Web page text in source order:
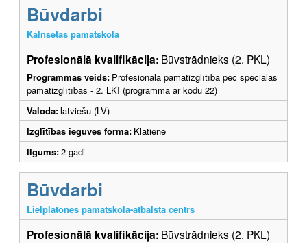
Būvdarbi
Kalnsētas pamatskola
Profesionālā kvalifikācija: Būvstrādnieks (2. PKL)
Programmas veids: Profesionālā pamatizglītība pēc speciālās
pamatizglītības - 2. LKI (programma ar kodu 22)
Valoda:latviešu (LV)
Izglītības ieguves forma: Klātiene
Ilgums:2 gadi
Būvdarbi
Lielplatones pamatskola-atbalsta centrs
Profesionālā kvalifikācija: Būvstrādnieks (2. PKL)